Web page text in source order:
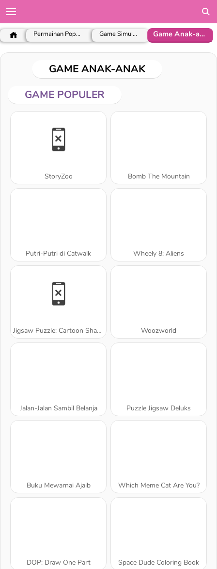
Permainan Populer Game Simulasi Game Anak-anak
GAME ANAK-ANAK
GAME POPULER
StoryZoo Bomb The Mountain
Putri-Putri di Catwalk Wheely 8: Aliens
Jigsaw Puzzle: Cartoon Sharks Woozworld
Jalan-Jalan Sambil Belanja Puzzle Jigsaw Deluks
Buku Mewarnai Ajaib Which Meme Cat Are You?
DOP: Draw One Part Space Dude Coloring Book